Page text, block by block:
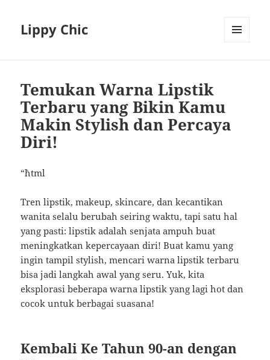
Lippy Chic
Temukan Warna Lipstik
Terbaru yang Bikin Kamu
Makin Stylish dan Percaya
Diri!
“`html
Tren lipstik, makeup, skincare, dan kecantikan
wanita selalu berubah seiring waktu, tapi satu hal
yang pasti: lipstik adalah senjata ampuh buat
meningkatkan kepercayaan diri! Buat kamu yang
ingin tampil stylish, mencari warna lipstik terbaru
bisa jadi langkah awal yang seru. Yuk, kita
eksplorasi beberapa warna lipstik yang lagi hot dan
cocok untuk berbagai suasana!
Kembali Ke Tahun 90-an dengan